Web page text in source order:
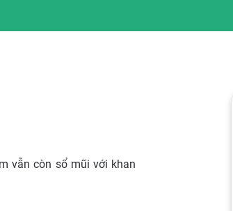
vẫn còn sổ mũi với khan